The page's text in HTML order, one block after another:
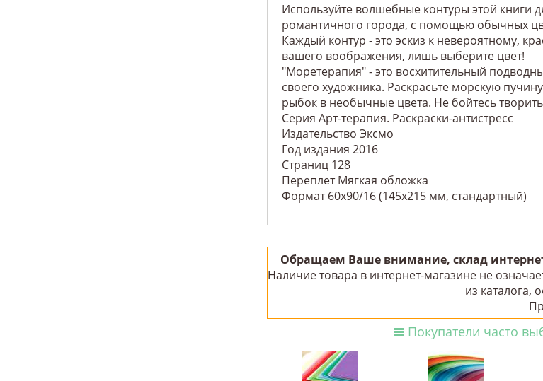
Используйте волшебные контуры этой книги
романтичного города, с помощью обычных
Каждый контур - это эскиз к невероятному,
вашего воображения, лишь выберите цвет!
"Моретерапия" - это восхитительный
своего художника. Раскрасьте морскую
рыбок в необычные цвета. Не бойтесь
Серия Арт-терапия. Раскраски-антистресс
Издательство Эксмо
Год издания 2016
Страниц 128
Переплет Мягкая обложка
Формат 60х90/16 (145х215 мм, стандартный)
Обращаем Ваше внимание, склад
Наличие товара в интернет-магазине не
из каталога,
Покупатели часто